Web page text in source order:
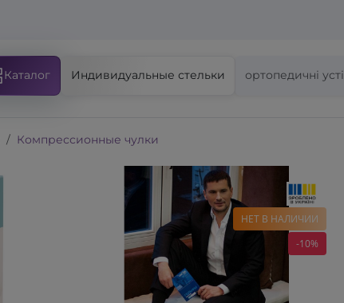
Каталог Индивидуальные стельки
Компрессионные чулки
НЕТ В НАЛИЧИИ
-10%